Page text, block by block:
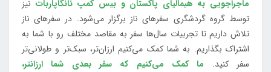
ماجراجویی به هیمالیای پاکستان و بیس کمپ نانگاپاربات نیز
توسط گروه گردشگری سفرهای ناز برگزار می‌شود. در سفرهای ناز
تلاش داریم تا تجربیات سال‌ها سفر به مقاصد مختلف رو با شما به
اشتراک بگذاریم. به شما کمک می‌کنیم ارزان‌تر، سبک‌تر و طولانی‌تر
سفر کنید. ما کمک می‌کنیم که سفر بعدی شما ارزانتر،